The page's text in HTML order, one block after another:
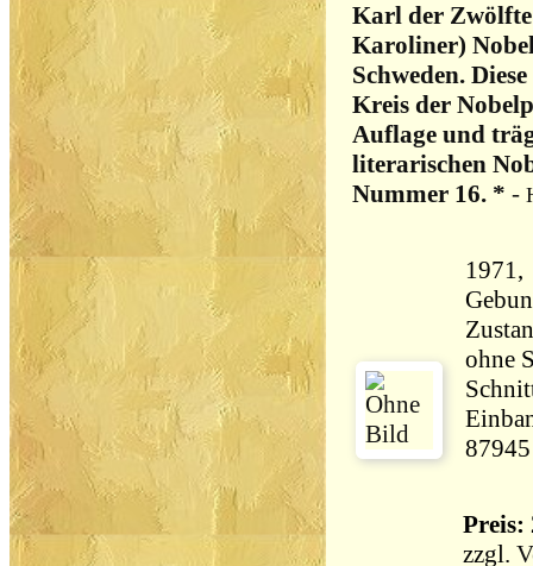
Karl der Zwölfte
Karoliner)
Schweden.
Kreis der
Auflage und
literarischen
Nummer 16. * -
ohne
87945
Preis:
zzgl.